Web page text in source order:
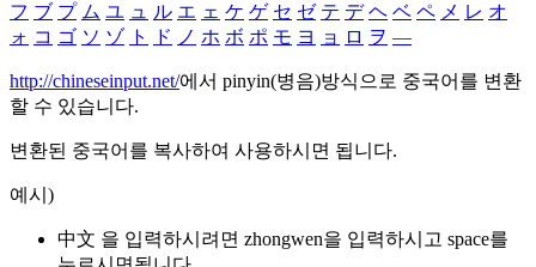
フ ブ プ ム ユ ュ ル エ ェ ケ ゲ セ ゼ テ デ ヘ ベ ペ メ レ オ
ォ コ ゴ ソ ゾ ト ド ノ ホ ボ ポ モ ヨ ョ ロ ヲ ―
http://chineseinput.net/에서 pinyin(병음)방식으로 중국어를 변환
할 수 있습니다.
변환된 중국어를 복사하여 사용하시면 됩니다.
예시)
中文 을 입력하시려면 zhongwen을 입력하시고 space를